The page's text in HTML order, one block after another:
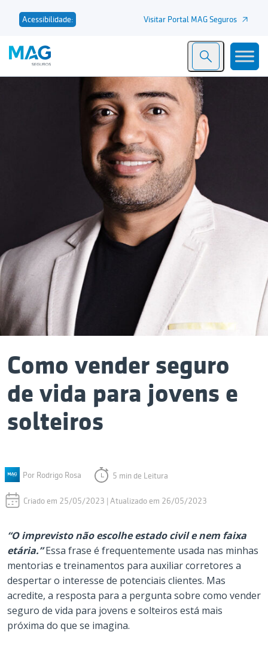
Acessibilidade: Visitar Portal MAG Seguros
Como vender seguro
de vida para jovens e
solteiros
Por Rodrigo Rosa 5 min de Leitura
Criado em 25/05/2023 | Atualizado em 26/05/2023
“O imprevisto não escolhe estado civil e nem faixa
etária.”Essa frase é frequentemente usada nas minhas
mentorias e treinamentos para auxiliar corretores a
despertar o interesse de potenciais clientes. Mas
acredite, a resposta para a pergunta sobre como vender
seguro de vida para jovens e solteiros está mais
próxima do que se imagina.